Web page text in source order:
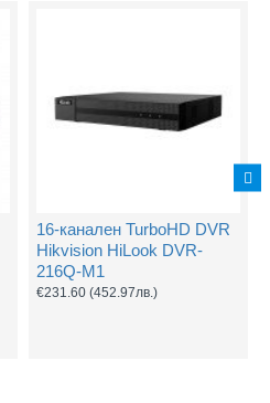
16-канален TurboHD DVR
Hikvision HiLook DVR-
216Q-M1
€231.60 (452.97лв.)